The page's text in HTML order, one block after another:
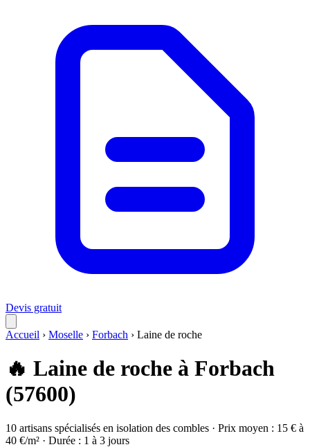
Devis gratuit
Accueil › Moselle › Forbach › Laine de roche
🔥 Laine de roche à Forbach
(57600)
10 artisans spécialisés en isolation des combles · Prix moyen : 15 € à
40 €/m² · Durée : 1 à 3 jours